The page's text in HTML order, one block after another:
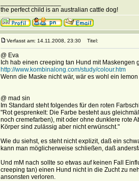
the perfect child is an australian cattle dog!
Verfasst am: 14.11.2008, 23:30 Titel:
@ Eva
Ich hab einen creeping tan Hund mit
http://www.kombinalong.com/study/colour.htm
Wenn die Maske nicht wär, wär es wohl ein
@ mad sin
Im Standard steht folgendes für den roten
"Rot gesprenkelt: Die Farbe besteht aus
noch cremefarben), mit oder ohne dunklere rote
Körper sind zulässig aber nicht erwünscht."
Wie du siehst, es steht nicht explizit, daß ein
kann man möglicherweise schließen, daß
Und mM nach sollte so etwas auf keinen Fall
creeping tan) einen Hund nicht in die Zucht zu
ansonsten verloren.